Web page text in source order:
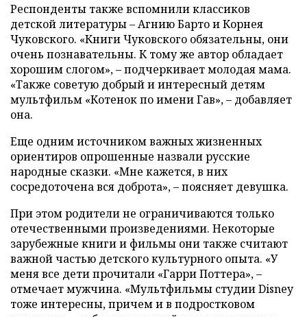
Респонденты также вспомнили классиков
детской литературы – Агнию Барто и Корнея
Чуковского. «Книги Чуковского обязательны, они
очень познавательны. К тому же автор обладает
хорошим слогом», – подчеркивает молодая мама.
«Также советую добрый и интересный детям
мультфильм «Котенок по имени Гав», – добавляет
она.
Еще одним источником важных жизненных
ориентиров опрошенные назвали русские
народные сказки. «Мне кажется, в них
сосредоточена вся доброта», – поясняет девушка.
При этом родители не ограничиваются только
отечественными произведениями. Некоторые
зарубежные книги и фильмы они также считают
важной частью детского культурного опыта. «У
меня все дети прочитали «Гарри Поттера», –
отмечает мужчина. «Мультфильмы студии Disney
тоже интересны, причем и в подростковом